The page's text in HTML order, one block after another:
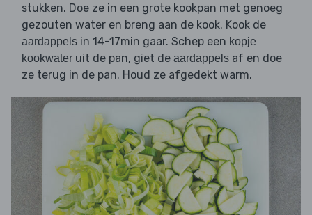
stukken. Doe ze in een grote kookpan met genoeg
gezouten water en breng aan de kook. Kook de
aardappels in 14-17min gaar. Schep een kopje
kookwater uit de pan, giet de aardappels af en doe
ze terug in de pan. Houd ze afgedekt warm.